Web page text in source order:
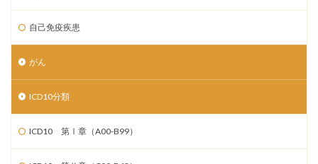
自己免疫疾患
がん
ICD10分類
ICD10 第Ⅰ章（A00-B99）